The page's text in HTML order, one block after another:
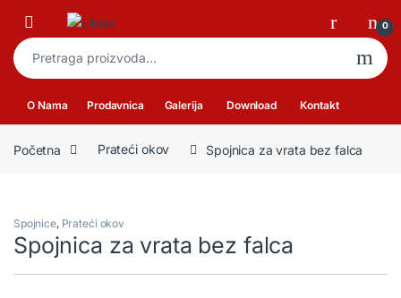
Skip to navigation
Skip to content
Open 0
Pretraga za:
O Nama Prodavnica Galerija Download Kontakt
Početna Prateći okov Spojnica za vrata bez falca
Spojnice, Prateći okov
Spojnica za vrata bez falca